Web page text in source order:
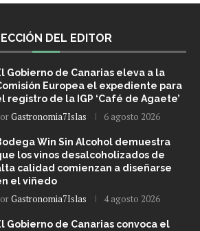
DEL EDITOR
Gobierno de Canarias eleva a la
Europea el expediente para
registro de la IGP ‘Café de Agaete’
Gastronomia7Islas 6 agosto 2026
Win Sin Alcohol demuestra
los vinos desalcoholizados de
calidad comienzan a diseñarse
el viñedo
Gastronomia7Islas 4 agosto 2026
Gobierno de Canarias convoca el